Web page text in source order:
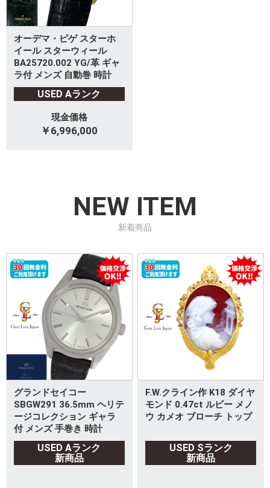
オーデマ・ピゲ スターホ
イール スターウィール
BA25720.002 YG/革 ギャ
ラ付 メンズ 自動巻 時計
USED Aランク
現金価格
￥6,996,000
NEW ITEM
新着商品
グランドセイコー
SBGW291 36.5mm ヘリテ
ージコレクション ギャラ
付 メンズ 手巻き 時計
USED Aランク
新商品
F.W.クライン作 K18 ダイヤ
モンド 0.47ct ルビー メノ
ウ カメオ ブローチ トップ
USED Sランク
新商品